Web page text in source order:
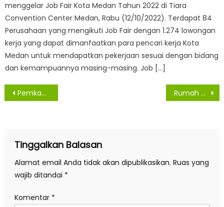
menggelar Job Fair Kota Medan Tahun 2022 di Tiara
Convention Center Medan, Rabu (12/10/2022). Terdapat 84
Perusahaan yang mengikuti Job Fair dengan 1.274 lowongan
kerja yang dapat dimanfaatkan para pencari kerja Kota
Medan untuk mendapatkan pekerjaan sesuai dengan bidang
dan kemampuannya masing-masing. Job […]
Navigasi
Pemkab Sergai Peringati HKN Ke-56 Disertai Membagikan Masker Rumah Qur’an Medan Berkah Dibuka Agar Anak Lebih Mengenal Al-Qur’an
Tinggalkan Balasan
Alamat email Anda tidak akan dipublikasikan. Ruas yang
wajib ditandai *
Komentar *